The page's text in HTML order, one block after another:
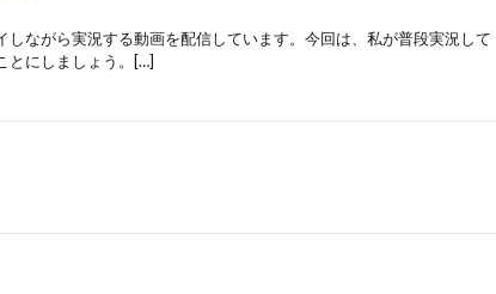
ながら実況する動画を配信しています。今回は、私が普段実況して
とにしましょう。[…]